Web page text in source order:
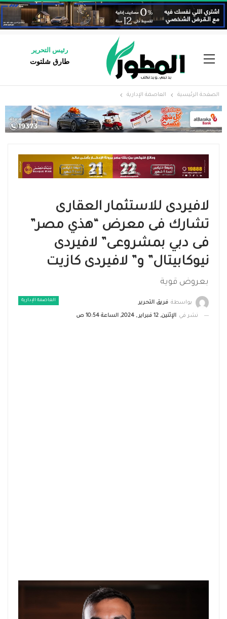
رئيس التحرير
طارق شلتوت
الصفحة الرئيسية العاصمة الإدارية
لافيردى للاستثمار العقارى
تشارك فى معرض “هذي مصر”
فى دبي بمشروعى” لافيردى
نيوكابيتال” و” لافيردى كازيت
بعروض قوية
العاصمة الإدارية بواسطة فريق التحرير
نشر في الإثنين, 12 فبراير , 2024, الساعة 10:54 ص